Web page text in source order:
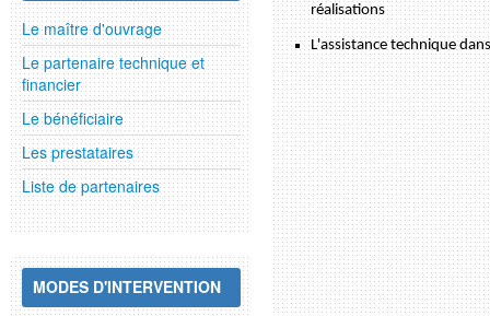
Le maître d'ouvrage
Le partenaire technique et
financier
Le bénéficiaire
Les prestataires
Liste de partenaires
MODES D'INTERVENTION
réalisations
L'assistance technique